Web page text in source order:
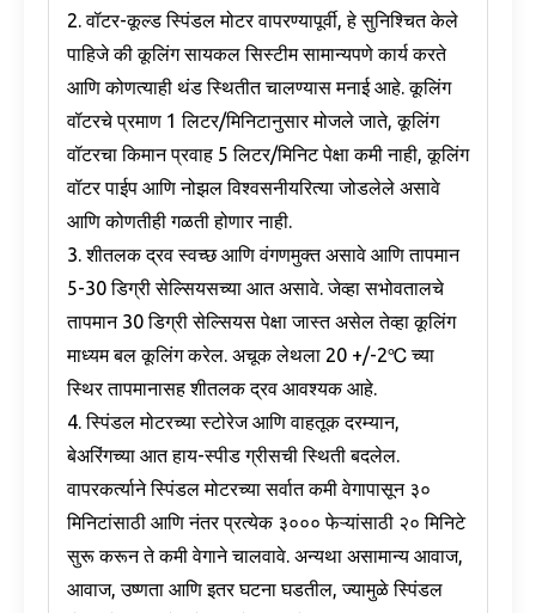
2. वॉटर-कूल्ड स्पिंडल मोटर वापरण्यापूर्वी, हे सुनिश्चित केले
पाहिजे की कूलिंग सायकल सिस्टीम सामान्यपणे कार्य करते
आणि कोणत्याही थंड स्थितीत चालण्यास मनाई आहे. कूलिंग
वॉटरचे प्रमाण 1 लिटर/मिनिटानुसार मोजले जाते, कूलिंग
वॉटरचा किमान प्रवाह 5 लिटर/मिनिट पेक्षा कमी नाही, कूलिंग
वॉटर पाईप आणि नोझल विश्वसनीयरित्या जोडलेले असावे
आणि कोणतीही गळती होणार नाही.
3. शीतलक द्रव स्वच्छ आणि वंगणमुक्त असावे आणि तापमान
5-30 डिग्री सेल्सियसच्या आत असावे. जेव्हा सभोवतालचे
तापमान 30 डिग्री सेल्सियस पेक्षा जास्त असेल तेव्हा कूलिंग
माध्यम बल कूलिंग करेल. अचूक लेथला 20 +/-2℃ च्या
स्थिर तापमानासह शीतलक द्रव आवश्यक आहे.
4. स्पिंडल मोटरच्या स्टोरेज आणि वाहतूक दरम्यान,
बेअरिंगच्या आत हाय-स्पीड ग्रीसची स्थिती बदलेल.
वापरकर्त्याने स्पिंडल मोटरच्या सर्वात कमी वेगापासून ३०
मिनिटांसाठी आणि नंतर प्रत्येक ३००० फेऱ्यांसाठी २० मिनिटे
सुरू करून ते कमी वेगाने चालवावे. अन्यथा असामान्य आवाज,
आवाज, उष्णता आणि इतर घटना घडतील, ज्यामुळे स्पिंडल